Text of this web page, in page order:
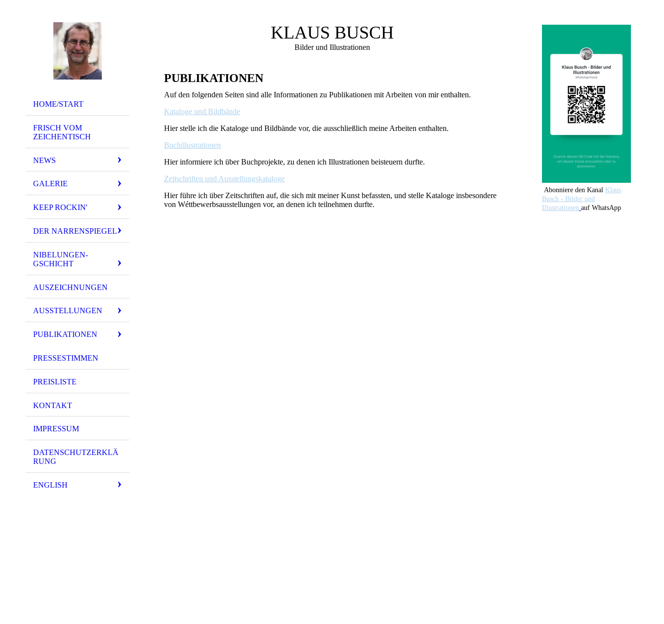
HOME/START
FRISCH VOM
ZEICHENTISCH
NEWS
GALERIE
KEEP ROCKIN'
DER NARRENSPIEGEL
NIBELUNGEN-
GSCHICHT
AUSZEICHNUNGEN
AUSSTELLUNGEN
PUBLIKATIONEN
PRESSESTIMMEN
PREISLISTE
KONTAKT
IMPRESSUM
DATENSCHUTZERKLÄ
RUNG
ENGLISH
KLAUS BUSCH
Bilder und Illustrationen
PUBLIKATIONEN
Auf den folgenden Seiten sind alle Informationen zu Publikationen mit Arbeiten von mir enthalten.
Kataloge und Bildbände
Hier stelle ich die Kataloge und Bildbände vor, die ausschließlich meine Arbeiten enthalten.
Buchillustrationen
Hier informiere ich über Buchprojekte, zu denen ich Illustrationen beisteuern durfte.
Zeitschriften und Ausstellungskataloge
Hier führe ich über Zeitschriften auf, die sich mit meiner Kunst befassten, und stelle Kataloge insbesondere
von Wéttbewerbsausstellungen vor, an denen ich teilnehmen durfte.
Abonniere den Kanal Klaus
Busch - Bilder und
Illustrationen auf WhatsApp